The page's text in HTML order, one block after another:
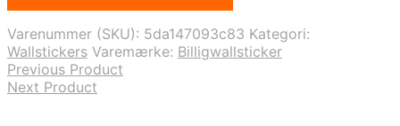
149,00 kr..69,00 kr..
Varenummer (SKU): 5da147093c83 Kategori:
Wallstickers Varemærke: Billigwallsticker
Previous Product
Next Product